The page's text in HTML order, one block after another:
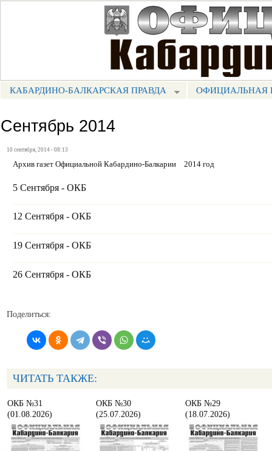
МЕНЮ КБП
КАБАРДИНО-БАЛКАРСКАЯ ПРАВДА ОФИЦИАЛЬНАЯ
Сентябрь 2014
10 сентября, 2014 - 08:13
Архив газет Официальной Кабардино-Балкарии 2014 год
5 Сентября - ОКБ
12 Сентября - ОКБ
19 Сентября - ОКБ
26 Сентября - ОКБ
Поделиться:
ЧИТАТЬ ТАКЖЕ:
ОКБ №31
(01.08.2026)
ОКБ №30
(25.07.2026)
ОКБ №29
(18.07.2026)